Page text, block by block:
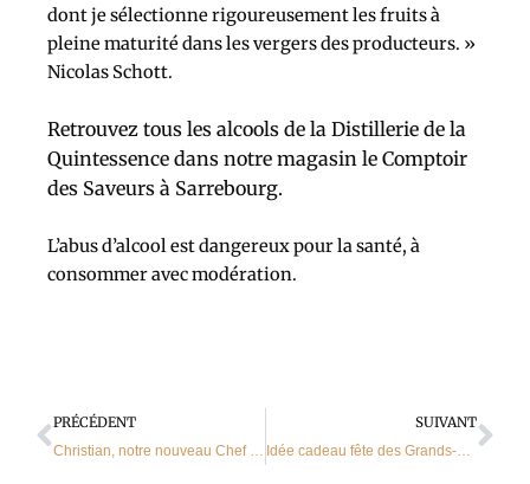
dont je sélectionne rigoureusement les fruits à
pleine maturité dans les vergers des producteurs. »
Nicolas Schott.
Retrouvez tous les alcools de la Distillerie de la
Quintessence dans notre magasin le Comptoir
des Saveurs à Sarrebourg.
L’abus d’alcool est dangereux pour la santé, à
consommer avec modération.
Précédent
PRÉCÉDENT
Christian, notre nouveau Chef Cuisinier !
SUIVANT
Idée cadeau fête des Grands-pères